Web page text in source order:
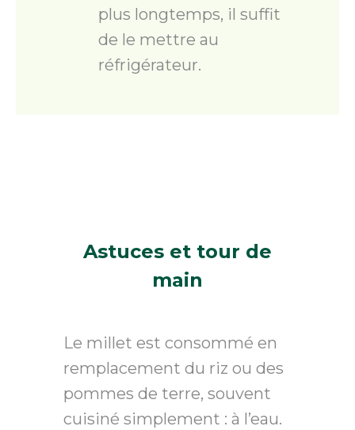
plus longtemps, il suffit
de le mettre au
réfrigérateur.
Astuces et tour de
main
Le millet est consommé en
remplacement du riz ou des
pommes de terre, souvent
cuisiné simplement : à l’eau.